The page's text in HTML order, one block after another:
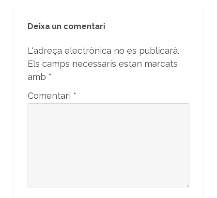
Deixa un comentari
L'adreça electrònica no es publicarà.
Els camps necessaris estan marcats
amb *
Comentari *